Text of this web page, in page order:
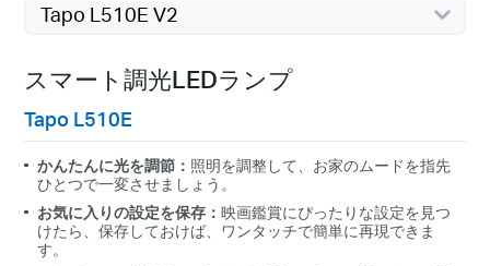
Tapo L510E V2
スマート調光LEDランプ
Tapo L510E
かんたんに光を調節： 照明を調整して、お家のムードを指先
ひとつで一変させましょう。
お気に入りの設定を保存：映画鑑賞にぴったりな設定を見つ
けたら、保存しておけば、ワンタッチで簡単に再現できま
す。